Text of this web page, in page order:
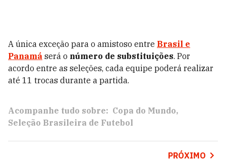
A única exceção para o amistoso entre Brasil e
Panamá será o número de substituições. Por
acordo entre as seleções, cada equipe poderá realizar
até 11 trocas durante a partida.
Acompanhe tudo sobre: Copa do Mundo
Seleção Brasileira de Futebol
PRÓXIMO